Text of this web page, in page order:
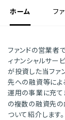
ホーム フ
ファンドの営業者
ィナンシャルサー
が投資した当ファ
先への融資等に
運用の事業に充て
の複数の融資先の
ついて紹介します。